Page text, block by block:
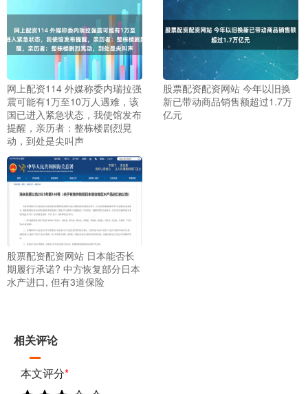
网上配资114 外媒称委内瑞拉强
震可能有1万至10万人遇难，该
国已进入紧急状态，我使馆发布
提醒，亲历者：整栋楼剧烈晃
动，到处是尖叫声
股票配资配资网站 今年以旧换
新已带动商品销售额超过1.7万
亿元
股票配资配资网站 日本能否长
期履行承诺? 中方恢复部分日本
水产进口, 但有3道保险
相关评论
本文评分*